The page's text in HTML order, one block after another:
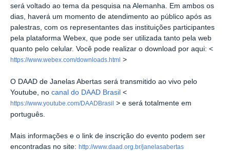
será voltado ao tema da pesquisa na Alemanha. Em ambos os
dias, haverá um momento de atendimento ao público após as
palestras, com os representantes das instituições participantes
pela plataforma Webex, que pode ser utilizada tanto pela web
quanto pelo celular. Você pode realizar o download por aqui: <
https://www.webex.com/downloads.html >
O DAAD de Janelas Abertas será transmitido ao vivo pelo
Youtube, no canal do DAAD Brasil <
https://www.youtube.com/DAADBrasil > e será totalmente em
português.
Mais informações e o link de inscrição do evento podem ser
encontradas no site: http://www.daad.org.br/janelasabertas